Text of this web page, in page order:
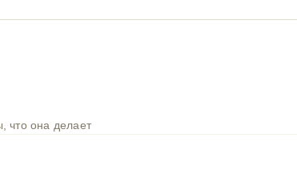
что она делает